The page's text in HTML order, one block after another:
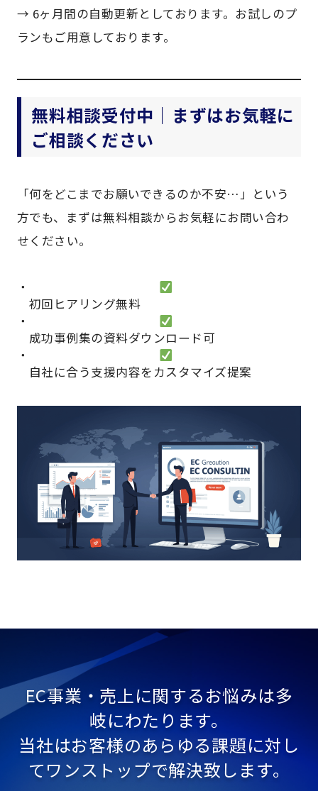
→ 6ヶ月間の自動更新としております。お試しのプ
ランもご用意しております。
無料相談受付中｜まずはお気軽に
ご相談ください
「何をどこまでお願いできるのか不安…」という
方でも、まずは無料相談からお気軽にお問い合わ
せください。
初回ヒアリング無料
成功事例集の資料ダウンロード可
自社に合う支援内容をカスタマイズ提案
EC事業・売上に関するお悩みは多
岐にわたります。
当社はお客様のあらゆる課題に対し
てワンストップで解決致します。